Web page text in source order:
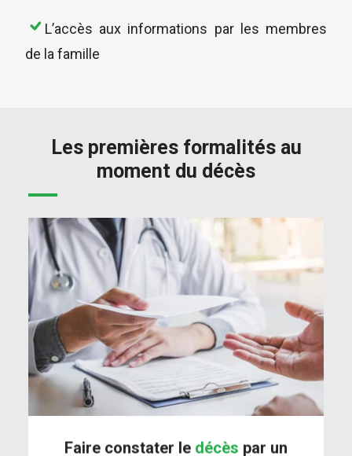
L’accès aux informations par les membres
de la famille
Les premières formalités au
moment du décès
Faire constater le décès par un